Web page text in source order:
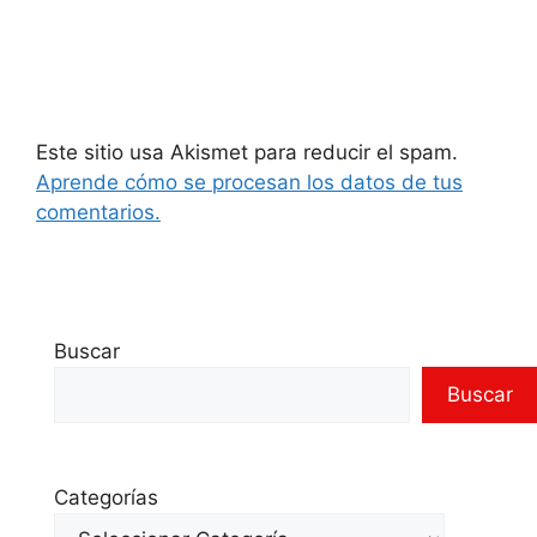
Este sitio usa Akismet para reducir el spam.
Aprende cómo se procesan los datos de tus
comentarios.
Buscar
Buscar
Categorías